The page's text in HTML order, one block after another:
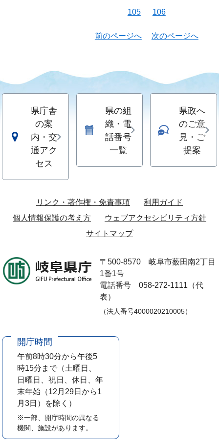
105
106
前のページへ 次のページへ
県庁舎
の案
内・交
通アク
セス
県の組
織・電
話番号
一覧
県政へ
のご意
見・ご
提案
リンク・著作権・免責事項
利用ガイド
個人情報保護の考え方
ウェブアクセシビリティ方針
サイトマップ
〒500-8570
岐阜市薮田南2丁目
1番1号
電話番号 058-272-1111（代
表）
（法人番号4000020210005）
開庁時間
午前8時30分から午後5
時15分まで （土曜日、
日曜日、祝日、休日、年
末年始（12月29日から1
月3日）を除く）
※一部、開庁時間の異なる
機関、施設があります。